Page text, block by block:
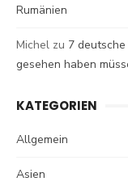
Rumänien
Michel zu 7
gesehen haben
KATEGORIEN
Allgemein
Asien